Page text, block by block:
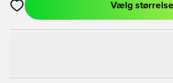
Åbner en Modal til at logge ind eller
Vælg størrelse